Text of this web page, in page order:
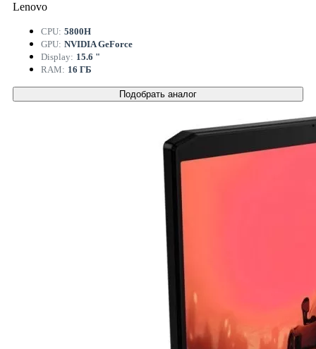
Lenovo
CPU: 5800H
GPU: NVIDIA GeForce
Display: 15.6 "
RAM: 16 ГБ
Подобрать аналог